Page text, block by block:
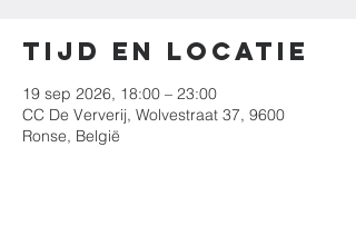
Tijd en locatie
19 sep 2026, 18:00 – 23:00
CC De Ververij, Wolvestraat 37, 9600
Ronse, België